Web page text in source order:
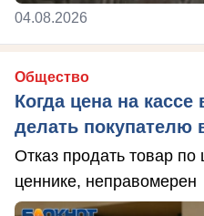
04.08.2026
Общество
Когда цена на
делать покупателю
Отказ продать товар по
ценнике, неправомерен